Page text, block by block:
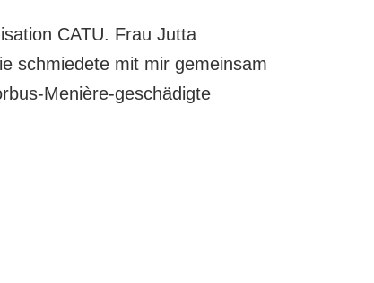
CATU. Frau Jutta
schmiedete mit mir gemeinsam
Menière-geschädigte